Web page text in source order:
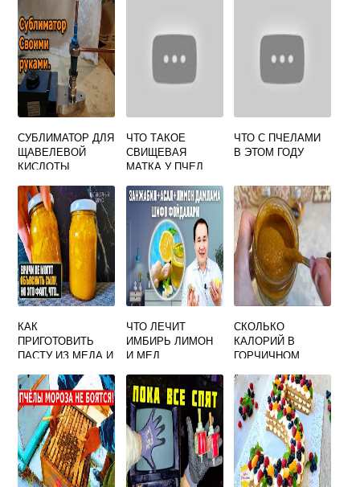
СУБЛИМАТОР ДЛЯ
ЩАВЕЛЕВОЙ
КИСЛОТЫ
ЧТО ТАКОЕ
СВИЩЕВАЯ
МАТКА У ПЧЕЛ
ЧТО С ПЧЕЛАМИ
В ЭТОМ ГОДУ
КАК
ПРИГОТОВИТЬ
ПАСТУ ИЗ МЕДА И
ЧТО ЛЕЧИТ
ИМБИРЬ ЛИМОН
И МЕД
СКОЛЬКО
КАЛОРИЙ В
ГОРЧИЧНОМ